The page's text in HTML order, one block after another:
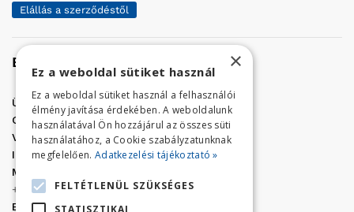
Elállás a szerződéstől
Elérhetőség
Üzletünk címe:Szolnok, Vércse út 17.
Golf Center Áruház:
06 (56) 423-324
VÁR-Kert Áruház: 06 (56) 429-771
Iroda:06 (56) 421-857
Megrendelés, termék információ:
+36 (70) 938-3356
E-mail:
golfaruhaz@gmail.com
×
Ez a weboldal sütiket használ
Ez a weboldal sütiket használ a felhasználói
élmény javítása érdekében. A weboldalunk
használatával Ön hozzájárul az összes süti
használatához, a Cookie szabályzatunknak
megfelelően. Adatkezelési tájékoztató »
FELTÉTLENÜL SZÜKSÉGES
STATISZTIKAI